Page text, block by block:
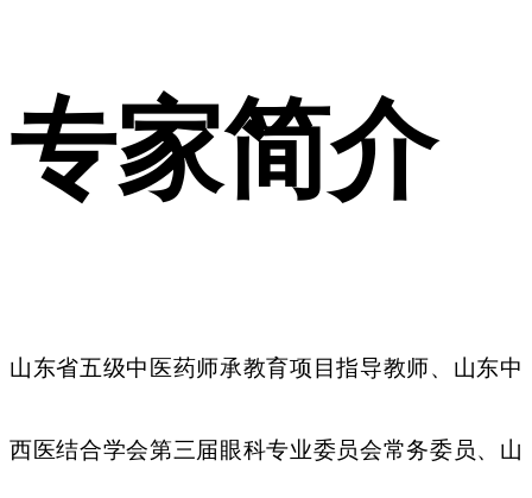
专家简介
山东省五级中医药师承教育项目指导教师、 山东中
西医结合学会第三届眼科专业委员会常务委员、 山